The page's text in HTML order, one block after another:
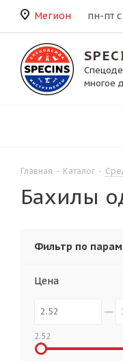
Мегион пн-пт
многое
Главная - Каталог -
Бахилы
Фильтр по
Цена
2.52